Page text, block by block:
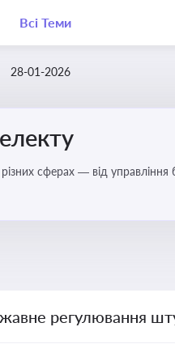
Всі Теми
28-01-2026
сферах — від
регулювання